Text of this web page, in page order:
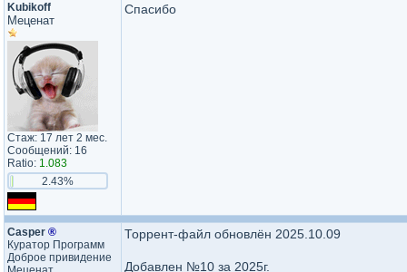
Kubikoff
Меценат
Стаж: 17 лет 2 мес.
Сообщений: 16
Ratio: 1.083
2.43%
Спасибо
Casper ®
Куратор Программ
Доброе привидение
Торрент-файл обновлён 2025.10.09
Добавлен №10 за 2025г.